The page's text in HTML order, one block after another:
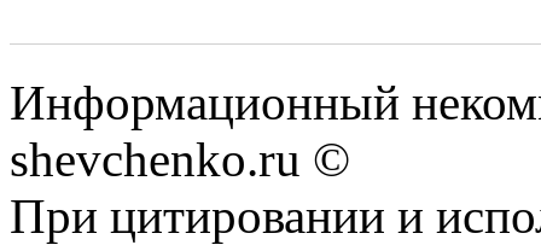
Информационный
shevchenko.ru ©
При цитировании и